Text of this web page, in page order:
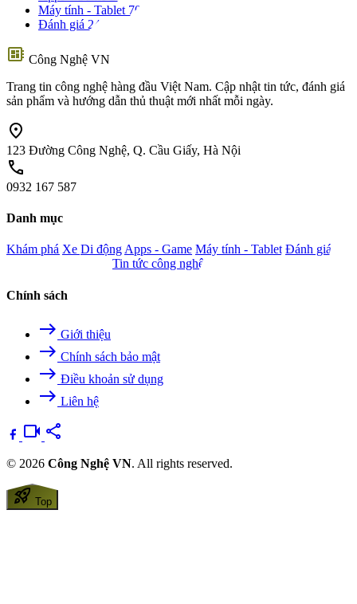
Máy tính - Tablet 70
Đánh giá 24
developer_board Công Nghệ VN
Trang tin công nghệ hàng đầu Việt Nam. Cập nhật tin tức, đánh giá
sản phẩm và hướng dẫn thủ thuật mới nhất mỗi ngày.
location_on
123 Đường Công Nghệ, Q. Cầu Giấy, Hà Nội
call
0932 167 587
Danh mục
Khám phá Xe Di độngApps - Game Máy tính - Tablet Đánh giá
Tin tức công nghệ
Chính sách
east Giới thiệu
east Chính sách bảo mật
east Điều khoản sử dụng
east Liên hệ
videocam share
© 2026 Công Nghệ VN. All rights reserved.
rocket_launch Top